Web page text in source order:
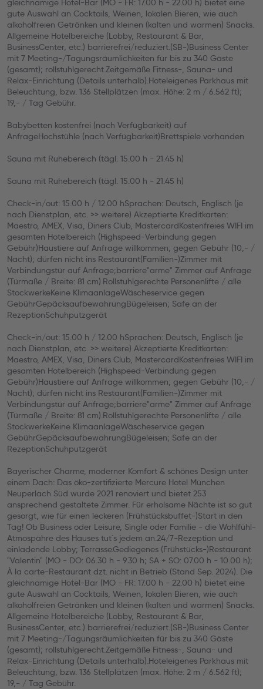
gleichnamige Hotel-Bar (MO - FR: 17.00 h - 22.00 h) bietet eine
gute Auswahl an Cocktails, Weinen, lokalen Bieren, wie auch
alkoholfreien Getränken und kleinen (kalten und warmen) Snacks.
Allgemeine Hotelbereiche (Lobby, Restaurant & Bar,
BusinessCenter, etc.) barrierefrei/reduziert.(SB-)Business Center
mit 7 Meeting-/Tagungsräumlichkeiten für bis zu 340 Gäste
(gesamt); rollstuhlgerecht.Zeitgemäße Fitness-, Sauna- und
Relax-Einrichtung (Details unterhalb).Hoteleigenes Parkhaus mit
Beleuchtung, bzw. 136 Stellplätzen (max. Höhe: 2 m / 6.562 ft);
19,- / Tag Gebühr.
Babybetten kostenfrei (nach Verfügbarkeit) auf
AnfrageHochstühle (nach Verfügbarkeit)Brettspiele vorhanden
Sauna mit Ruhebereich (tägl. 15.00 h - 21.45 h)
Sauna mit Ruhebereich (tägl. 15.00 h - 21.45 h)
Check-in/out: 15.00 h / 12.00 hSprachen: Deutsch, Englisch (je
nach Dienstplan, etc. >> weitere) Akzeptierte Kreditkarten:
Maestro, AMEX, Visa, Diners Club, MastercardKostenfreies WIFI im
gesamten Hotelbereich (Highspeed-Verbindung gegen
Gebühr)Haustiere auf Anfrage willkommen; gegen Gebühr (10,- /
Nacht); dürfen nicht ins Restaurant(Familien-)Zimmer mit
Verbindungstür auf Anfrage;barriere"arme" Zimmer auf Anfrage
(Türmaße / Breite: 81 cm).Rollstuhlgerechte Personenlifte / alle
StockwerkeKeine KlimaanlageWäscheservice gegen
GebührGepäcksaufbewahrungBügeleisen; Safe an der
RezeptionSchuhputzgerät
Check-in/out: 15.00 h / 12.00 hSprachen: Deutsch, Englisch (je
nach Dienstplan, etc. >> weitere) Akzeptierte Kreditkarten:
Maestro, AMEX, Visa, Diners Club, MastercardKostenfreies WIFI im
gesamten Hotelbereich (Highspeed-Verbindung gegen
Gebühr)Haustiere auf Anfrage willkommen; gegen Gebühr (10,- /
Nacht); dürfen nicht ins Restaurant(Familien-)Zimmer mit
Verbindungstür auf Anfrage;barriere"arme" Zimmer auf Anfrage
(Türmaße / Breite: 81 cm).Rollstuhlgerechte Personenlifte / alle
StockwerkeKeine KlimaanlageWäscheservice gegen
GebührGepäcksaufbewahrungBügeleisen; Safe an der
RezeptionSchuhputzgerät
Bayerischer Charme, moderner Komfort & schönes Design unter
einem Dach: Das öko-zertifizierte Mercure Hotel München
Neuperlach Süd wurde 2021 renoviert und bietet 253
ansprechend gestaltete Zimmer. Für erholsame Nächte ist so gut
gesorgt, wie für einen leckeren (Frühstücksbuffet-)Start in den
Tag! Ob Business oder Leisure, Single oder Familie - die Wohlfühl-
Atmospähre des Hauses tut´s jedem an.24/7-Rezeption und
einladende Lobby; Terrasse.Gediegenes (Frühstücks-)Restaurant
"Valentin" (MO - DO: 06.30 h - 9.30 h; SA + SO: 07.00 h - 10.00 h);
À la carte-Restaurant dzt. nicht in Betrieb (Stand Sep. 2024). Die
gleichnamige Hotel-Bar (MO - FR: 17.00 h - 22.00 h) bietet eine
gute Auswahl an Cocktails, Weinen, lokalen Bieren, wie auch
alkoholfreien Getränken und kleinen (kalten und warmen) Snacks.
Allgemeine Hotelbereiche (Lobby, Restaurant & Bar,
BusinessCenter, etc.) barrierefrei/reduziert.(SB-)Business Center
mit 7 Meeting-/Tagungsräumlichkeiten für bis zu 340 Gäste
(gesamt); rollstuhlgerecht.Zeitgemäße Fitness-, Sauna- und
Relax-Einrichtung (Details unterhalb).Hoteleigenes Parkhaus mit
Beleuchtung, bzw. 136 Stellplätzen (max. Höhe: 2 m / 6.562 ft);
19,- / Tag Gebühr.